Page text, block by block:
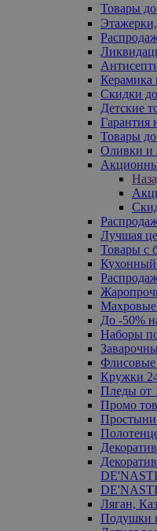
Товары до
Керамика
Скидки до
Детские
Гарантия
Товары
Оливки и
Лучшая
Товары с
Кухонный
Махровые
До -50%
Наборы
Флисовые
Кружки
Пледы от
Промо
Простыни
Ляган,
Подушки